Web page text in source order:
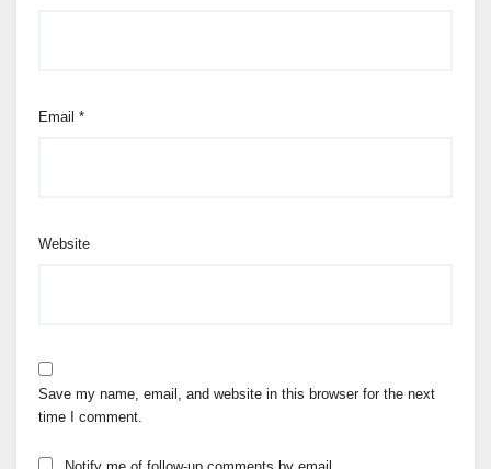
Email *
Website
Save my name, email, and website in this browser for the next
time I comment.